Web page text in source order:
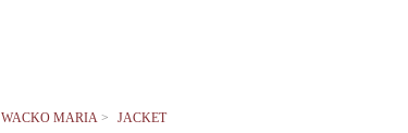
WACKO MARIA > JACKET